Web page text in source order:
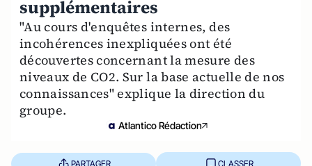
supplémentaires
"Au cours d'enquêtes internes, des
incohérences inexpliquées ont été
découvertes concernant la mesure des
niveaux de CO2. Sur la base actuelle de nos
connaissances" explique la direction du
groupe.
Atlantico Rédaction
PARTAGER CLASSER